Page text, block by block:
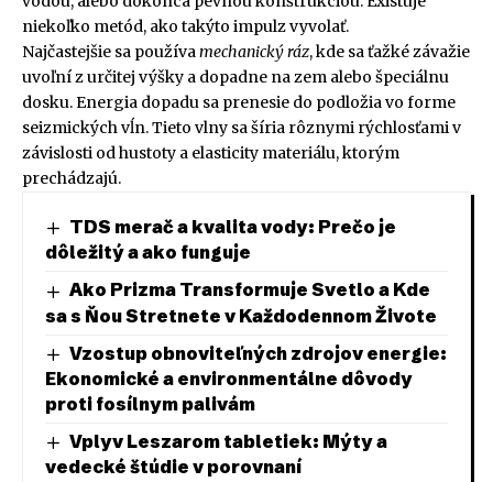
niekoľko metód, ako takýto impulz vyvolať.
Najčastejšie sa používamechanický ráz, kde sa ťažké závažie
uvoľní z určitej výšky a dopadne na zem alebo špeciálnu
dosku. Energia dopadu sa prenesie do podložia vo forme
seizmických vĺn. Tieto vlny sa šíria rôznymi rýchlosťami v
závislosti od hustoty a elasticity materiálu, ktorým
prechádzajú.
TDS merač a kvalita vody: Prečo je
dôležitý a ako funguje
Ako Prizma Transformuje Svetlo a Kde
sa s Ňou Stretnete v Každodennom Živote
Vzostup obnoviteľných zdrojov energie:
Ekonomické a environmentálne dôvody
proti fosílnym palivám
Vplyv Leszarom tabletiek: Mýty a
vedecké štúdie v porovnaní